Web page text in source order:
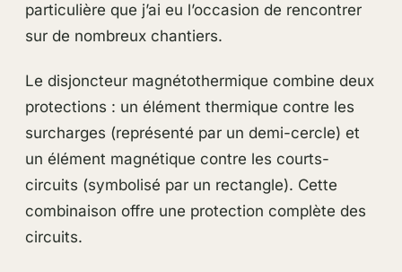
particulière que j’ai eu l’occasion de rencontrer
sur de nombreux chantiers.
Le disjoncteur magnétothermique combine deux
protections : un élément thermique contre les
surcharges (représenté par un demi-cercle) et
un élément magnétique contre les courts-
circuits (symbolisé par un rectangle). Cette
combinaison offre une protection complète des
circuits.